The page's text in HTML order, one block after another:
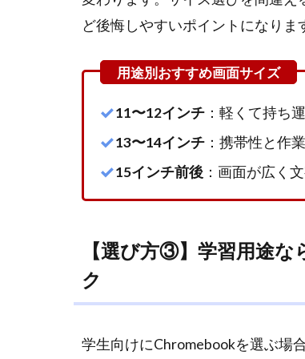
315
｜用途に合
った
Chromebook
なら長く快
適に使える
ど後悔しやすいポイントになりま
11〜12インチ：軽くて持ち
13〜14インチ：携帯性と作
15インチ前後：画面が広く
【選び方③】学習用途
ク
学生向けにChromebookを選ぶ場